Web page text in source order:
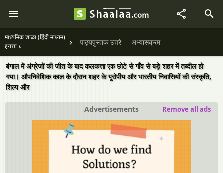
माध्यमिक शाळा (हिंदी माध्यम)
इयत्ता ८
पाठ्यपुस्तक उत्तरे अभ्यासक्रम
बंगाल में अंग्रेजों की जीत के बाद कलकत्ता एक छोटे से गाँव से बड़े शहर में तब्दील हो
गया। औपनिवेशिक काल के दौरान शहर के यूरोपीय और भारतीय निवासियों की संस्कृति,
शिल्प और
Advertisements Remove all ads